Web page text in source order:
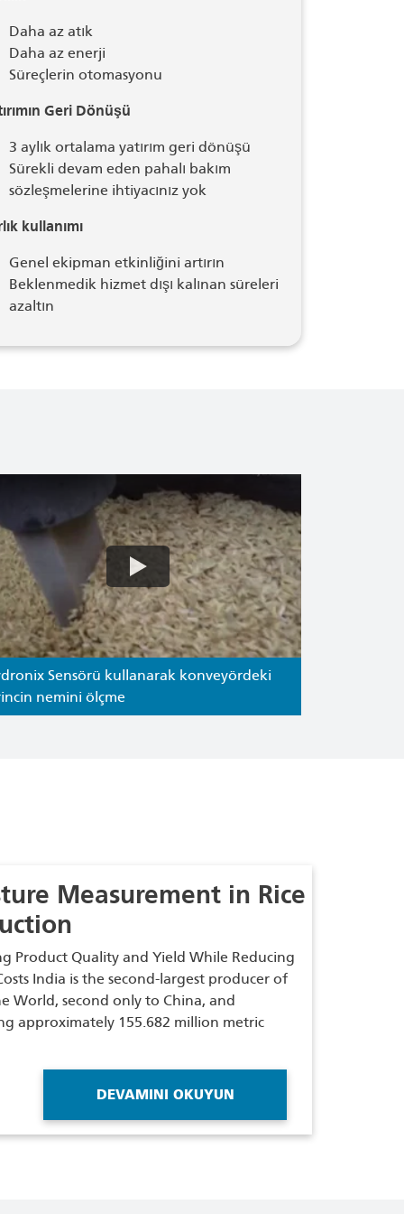
Daha az atık
Daha az enerji
Süreçlerin otomasyonu
Geri Dönüşü
3 aylık ortalama yatırım geri dönüşü
Sürekli devam eden pahalı bakım
sözleşmelerine ihtiyacınız yok
kullanımı
Genel ekipman etkinliğini artırın
Beklenmedik hizmet dışı kalınan süreleri
azaltın
Sensörü kullanarak konveyördeki
nemini ölçme
Measurement in Rice
Product Quality and Yield While Reducing
India is the second-largest producer of
World, second only to China, and
approximately 155.682 million metric
DEVAMINI OKUYUN